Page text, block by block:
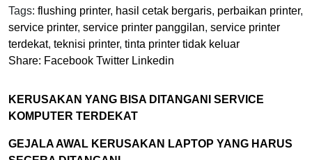
Tags: flushing printer, hasil cetak bergaris, perbaikan printer,
service printer, service printer panggilan, service printer
terdekat, teknisi printer, tinta printer tidak keluar
Share: Facebook Twitter Linkedin
KERUSAKAN YANG BISA DITANGANI SERVICE
KOMPUTER TERDEKAT
GEJALA AWAL KERUSAKAN LAPTOP YANG HARUS